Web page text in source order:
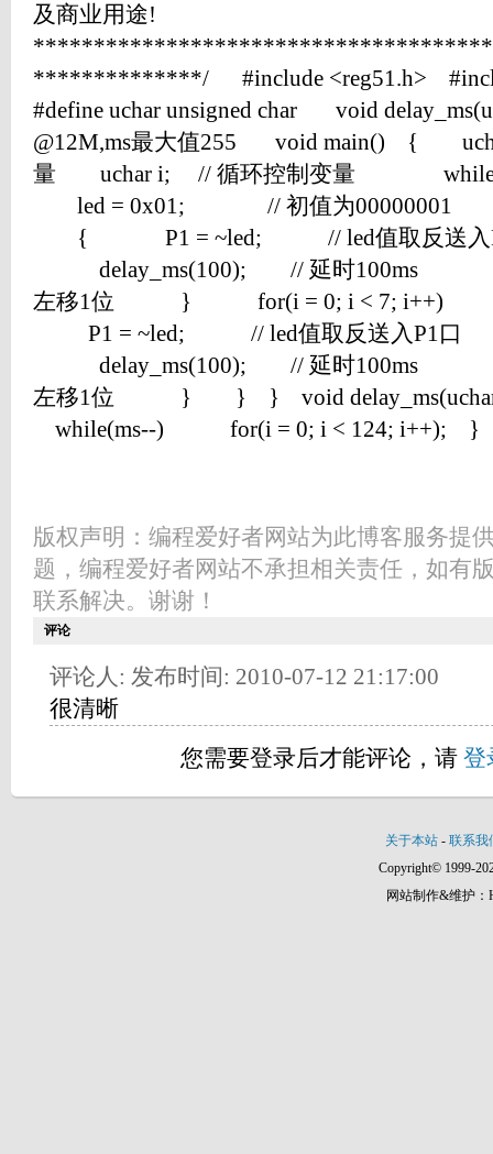
及商业用途!
**************/ #include <reg51.h>
#define uchar unsigned char void
@12M,ms最大值255 void main() {
量 uchar i; // 循环控制变量
led = 0x01; // 初值为00000001
{ P1 = ~led; // led值取反送入
delay_ms(100); // 延时100ms
左移1位 } for(i = 0; i < 7;
P1 = ~led; // led值取反送入P1口
delay_ms(100); // 延时100ms
左移1位 } } } void
while(ms--) for(i = 0; i < 124; i++); }
版权声明：编程爱好者网站为此博客服务提
题，编程爱好者网站不承担相关责任，如有
联系解决。谢谢！
评论
评论人: 发布时间: 2010-07-12 21:17:00
很清晰
您需要登录后才能评论，请 登
关于本站 - 联系我
Copyright© 1999-
网站制作&维护